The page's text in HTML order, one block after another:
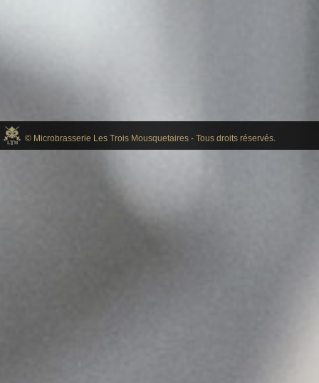
© Microbrasserie Les Trois Mousquetaires - Tous droits réservés.